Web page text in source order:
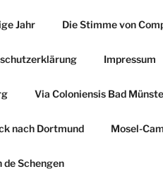
Jahr Die Stimme von
Impressum
Via Coloniensis Bad
nach Dortmund Mosel-
de Schengen